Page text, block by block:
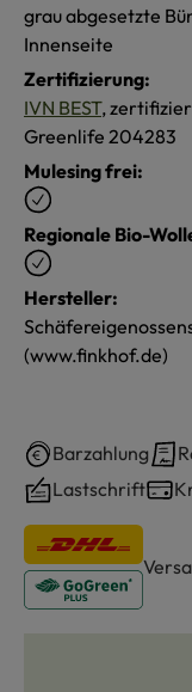
grau abgesetzte
Innenseite
Zertifizierung:
IVN BEST,
Greenlife 204283
Mulesing frei:
Regionale Bio-
Hersteller:
(www.finkhof.de)
Barzahlung
Lastschrift